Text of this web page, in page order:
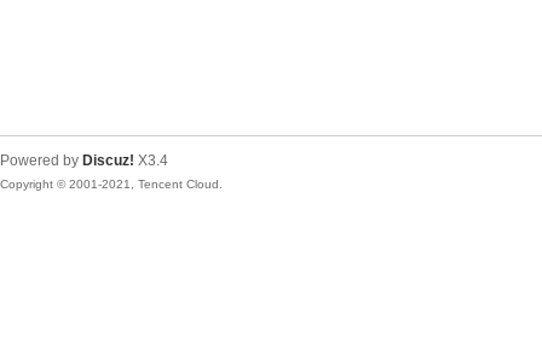
Powered by Discuz! X3.4
Copyright © 2001-2021, Tencent Cloud.